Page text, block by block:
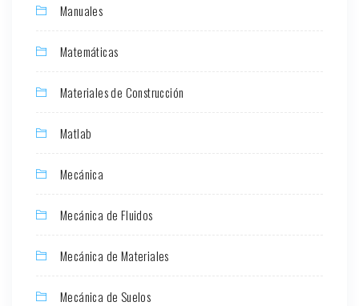
Manuales
Matemáticas
Materiales de Construcción
Matlab
Mecánica
Mecánica de Fluidos
Mecánica de Materiales
Mecánica de Suelos